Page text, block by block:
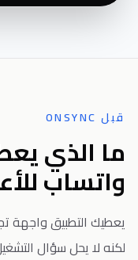
قبل ONSYNC
ما الذي
واتساب
يعطيك التطبيق واجهة
لكنه لا يحل سؤال